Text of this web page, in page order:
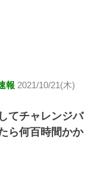
報 2021/10/21(木)
てチャレンジバ
ら何百時間かか